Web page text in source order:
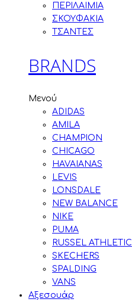
ΠΕΡΙΛΑΙΜΙΑ
ΣΚΟΥΦΑΚΙΑ
ΤΣΑΝΤΕΣ
BRANDS
Μενού
ADIDAS
AMILA
CHAMPION
CHICAGO
HAVAIANAS
LEVIS
LONSDALE
NEW BALANCE
NIKE
PUMA
RUSSEL ATHLETIC
SKECHERS
SPALDING
VANS
Αξεσουάρ